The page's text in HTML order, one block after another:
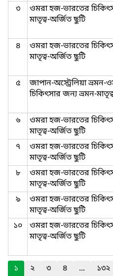
৩
ওমরা হজ-ভারতের
মাতৃত্ব-অর্জিত ছুটি
৪
ওমরা হজ-ভারতের
মাতৃত্ব-অর্জিত ছুটি
৫
জাপান-অস্ট্রেলিয়া
চিকিৎসার জন্য ভ্রমন-
৬
ওমরা হজ-ভারতের
মাতৃত্ব-অর্জিত ছুটি
৭
ওমরা হজ-ভারতের
মাতৃত্ব-অর্জিত ছুটি
৮
ওমরা হজ-ভারতের
মাতৃত্ব-অর্জিত ছুটি
৯
ওমরা হজ-ভারতের
মাতৃত্ব-অর্জিত ছুটি
১০
ওমরা হজ-ভারতের
মাতৃত্ব-অর্জিত ছুটি
১ ২ ৩ ৪ ... ১৩২